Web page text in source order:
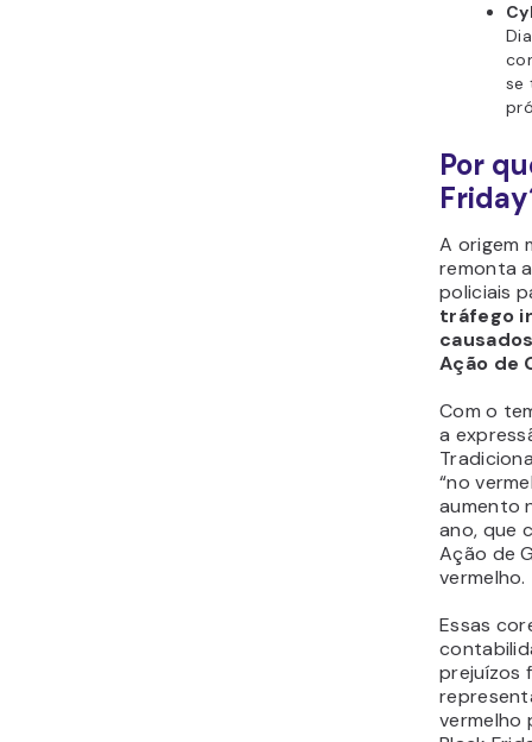
se
Por
A origem
remonta
policiais
tráfego
Ação de
Com o
a
“no
aumento
ano, que
Ação de
vermelho.
Essas
prejuízos
vermelho